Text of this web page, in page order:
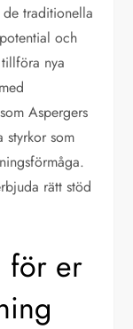
traditionella
och
nya
Aspergers
styrkor som
rätt stöd
för er